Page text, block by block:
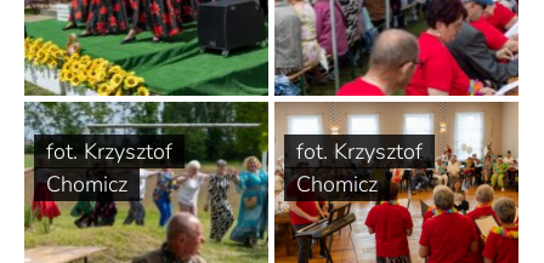
fot. Krzysztof
Chomicz
fot. Krzysztof
Chomicz